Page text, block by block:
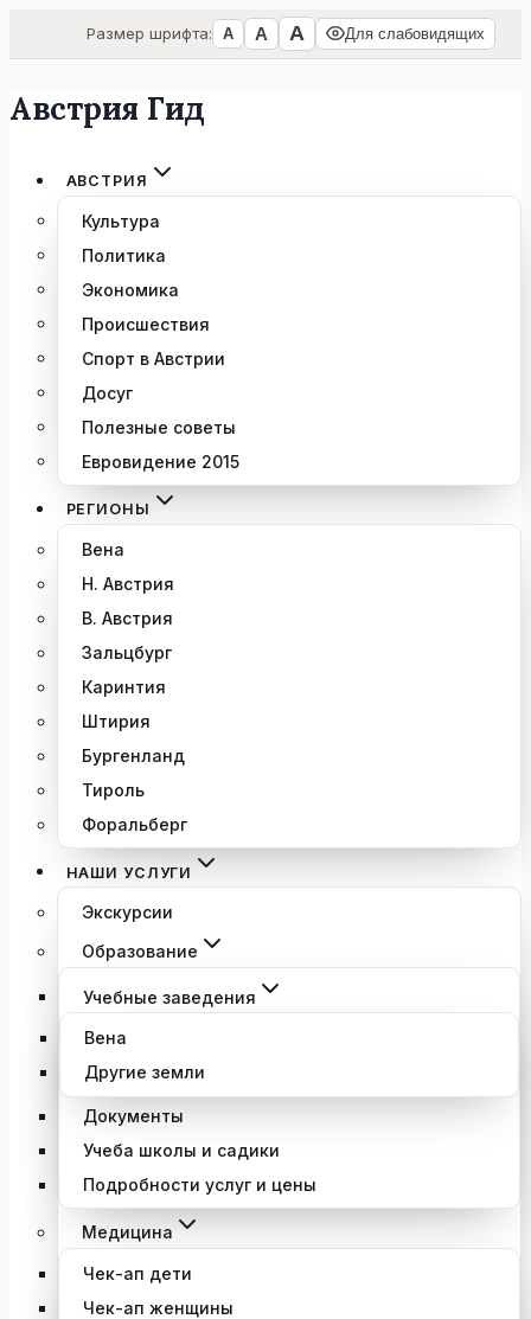
Размер шрифта: А А А Для слабовидящих
Перейти
содержимому
Австрия Гид
АВСТРИЯ
Культура
Политика
Экономика
Происшествия
Спорт в Австрии
Досуг
Полезные советы
Евровидение 2015
РЕГИОНЫ
Вена
Н. Австрия
В. Австрия
Зальцбург
Каринтия
Штирия
Бургенланд
Тироль
Форальберг
НАШИ УСЛУГИ
Экскурсии
Образование
Учебные заведения
Вена
Другие земли
Документы
Учеба школы и садики
Подробности услуг и цены
Медицина
Чек-ап дети
Чек-ап женщины